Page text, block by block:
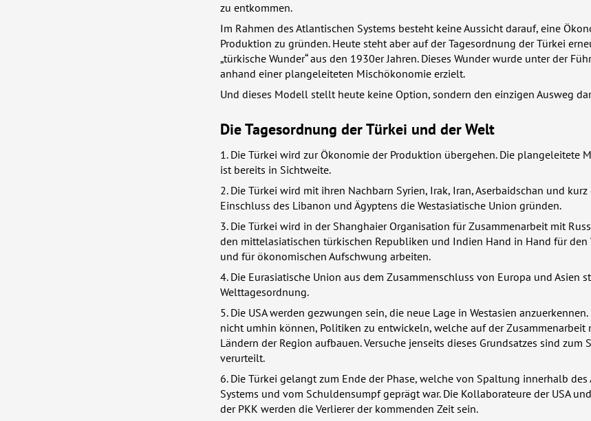
zu entkommen.
Im Rahmen des Atlantischen Systems besteht keine Aussicht darauf, eine
Produktion zu gründen. Heute steht aber auf der Tagesordnung der Türkei
„türkische Wunder“ aus den 1930er Jahren. Dieses Wunder wurde unter der
anhand einer plangeleiteten Mischökonomie erzielt.
Und dieses Modell stellt heute keine Option, sondern den einzigen Ausweg
Die Tagesordnung der Türkei und der Welt
1. Die Türkei wird zur Ökonomie der Produktion übergehen. Die plangeleitete
ist bereits in Sichtweite.
2. Die Türkei wird mit ihren Nachbarn Syrien, Irak, Iran, Aserbaidschan und
Einschluss des Libanon und Ägyptens die Westasiatische Union gründen.
3. Die Türkei wird in der Shanghaier Organisation für Zusammenarbeit mit
den mittelasiatischen türkischen Republiken und Indien Hand in Hand für den
und für ökonomischen Aufschwung arbeiten.
4. Die Eurasiatische Union aus dem Zusammenschluss von Europa und Asien
Welttagesordnung.
5. Die USAwerden gezwungen sein, die neue Lage in Westasien anzuerkennen.
nicht umhin können, Politiken zu entwickeln, welche auf der Zusammenarbeit
Ländern der Region aufbauen. Versuche jenseits dieses Grundsatzes sind zum
verurteilt.
6. Die Türkei gelangt zum Ende der Phase, welche von Spaltung innerhalb des
Systems und vom Schuldensumpf geprägt war. Die Kollaborateure der USA
der PKK werden die Verlierer der kommenden Zeit sein.